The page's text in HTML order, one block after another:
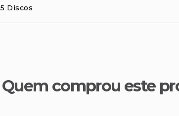
5 Discos
Quem comprou este